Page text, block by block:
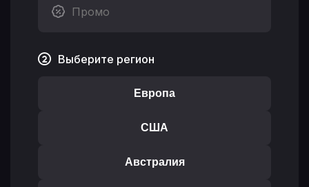
Выберите регион
Европа
США
Австралия